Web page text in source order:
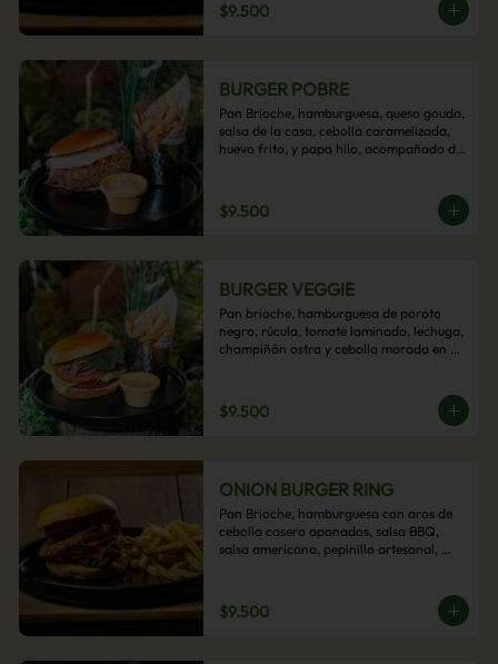
$9.500
BURGER POBRE
Pan Brioche, hamburguesa, queso gouda,
salsa de la casa, cebolla caramelizada,
huevo frito, y papa hilo, acompañado de
$9.500
BURGER VEGGIE
Pan brioche, hamburguesa de poroto
negro, rúcula, tomate laminado, lechuga,
champiñón ostra y cebolla morada en
$9.500
ONION BURGER RING
Pan Brioche, hamburguesa con aros de
cebolla casero apanados, salsa BBQ,
salsa americana, pepinillo artesanal,
papas fritas.
$9.500